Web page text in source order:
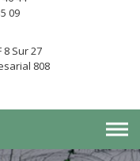
09
8 Sur 27
808